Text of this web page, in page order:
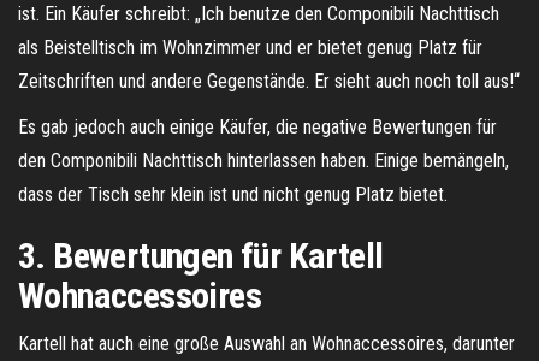
ist. Ein Käufer schreibt: „Ich benutze den Componibili Nachttisch
als Beistelltisch im Wohnzimmer und er bietet genug Platz für
Zeitschriften und andere Gegenstände. Er sieht auch noch toll aus!“
Es gab jedoch auch einige Käufer, die negative Bewertungen für
den Componibili Nachttisch hinterlassen haben. Einige bemängeln,
dass der Tisch sehr klein ist und nicht genug Platz bietet.
3. Bewertungen für Kartell
Wohnaccessoires
Kartell hat auch eine große Auswahl an Wohnaccessoires, darunter